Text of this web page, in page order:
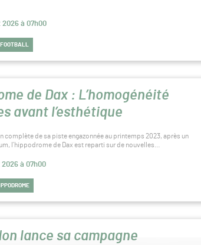
2026 à 07h00
FOOTBALL
de Dax : L’homogénéité
avant l’esthétique
complète de sa piste engazonnée au printemps 2023, après un
l’hippodrome de Dax est reparti sur de nouvelles…
à 07h00
lance sa campagne